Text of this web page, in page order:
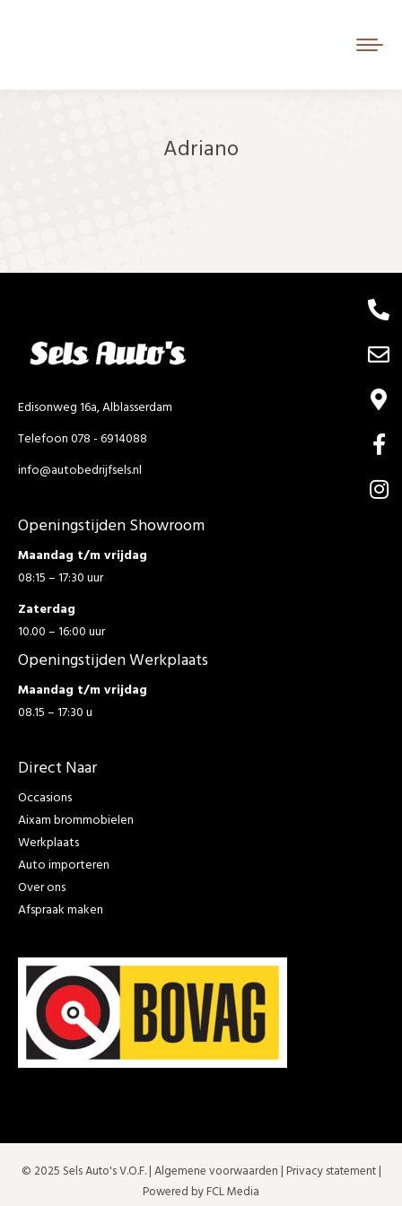
Adriano
Edisonweg 16a, Alblasserdam
Telefoon 078 - 6914088
info@autobedrijfsels.nl
Openingstijden Showroom
Maandag t/m vrijdag
08:15 – 17:30 uur
Zaterdag
10.00 – 16:00 uur
Openingstijden Werkplaats
Maandag t/m vrijdag
08.15 – 17:30 u
Direct Naar
Occasions
Aixam brommobielen
Werkplaats
Auto importeren
Over ons
Afspraak maken
© 2025 Sels Auto's V.O.F. |Algemene voorwaarden | Privacy statement|
Powered by FCL Media